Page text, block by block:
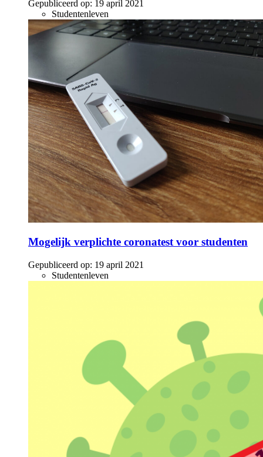
Gepubliceerd op: 19 april 2021
Studentenleven
Mogelijk verplichte coronatest voor studenten
Gepubliceerd op: 19 april 2021
Studentenleven